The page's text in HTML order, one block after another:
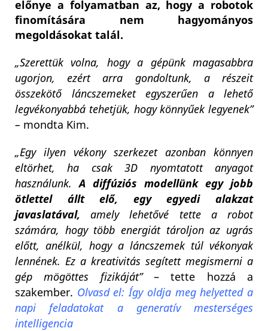
előnye a folyamatban az, hogy a robotok
finomítására nem hagyományos
megoldásokat talál.
„Szerettük volna, hogy a gépünk magasabbra
ugorjon, ezért arra gondoltunk, a részeit
összekötő láncszemeket egyszerűen a lehető
legvékonyabbá tehetjük, hogy könnyűek legyenek”
– mondta Kim.
„Egy ilyen vékony szerkezet azonban könnyen
eltörhet, ha csak 3D nyomtatott anyagot
használunk.A diffúziós modellünk egy jobb
ötlettel állt elő, egy egyedi alakzat
javaslatával, amely lehetővé tette a robot
számára, hogy több energiát tároljon az ugrás
előtt, anélkül, hogy a láncszemek túl vékonyak
lennének. Ez a kreativitás segített megismerni a
gép mögöttes fizikáját”– tette hozzá a
szakember. Olvasd el: Így oldja meg helyetted a
napi feladatokat a generatív mesterséges
intelligencia